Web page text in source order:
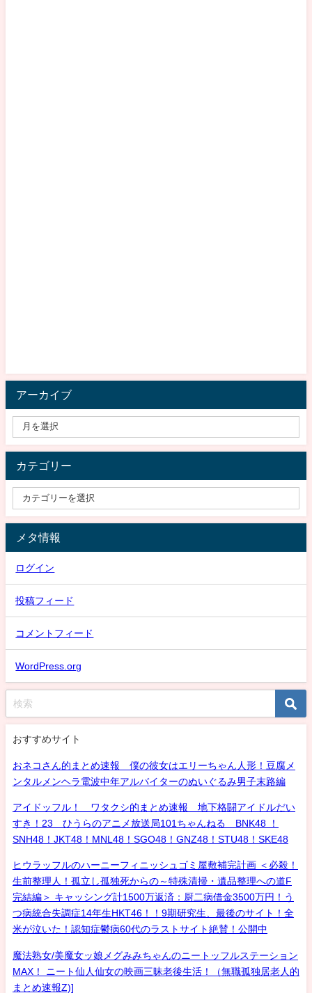
アーカイブ
カテゴリー
メタ情報
ログイン
投稿フィード
コメントフィード
WordPress.org
おすすめサイト
おネコさん的まとめ速報 僕の彼女はエリーちゃん人形！豆腐メ
ンタルメンヘラ電波中年アルバイターのぬいぐるみ男子末路編
アイドッフル！ ワタクシ的まとめ速報 地下格闘アイドルだい
すき！23 ひうらのアニメ放送局101ちゃんねる BNK48 ！
SNH48！JKT48！MNL48！SGO48！GNZ48！STU48！SKE48
ヒウラッフルのハーニーフィニッシュゴミ屋敷補完計画 ＜必殺！
生前整理人！孤立し孤独死からの～特殊清掃・遺品整理への道F
完結編＞ キャッシング計1500万返済：厨二病借金3500万円！う
つ病統合失調症14年生HKT46！！9期研究生、最後のサイト！全
米が泣いた！認知症鬱病60代のラストサイト絶賛！公開中
魔法熟女/美魔女ッ娘メグみみちゃんのニートッフルステーション
MAX！ ニート仙人仙女の映画三昧老後生活！（無職孤独居老人的
まとめ速報Z)]